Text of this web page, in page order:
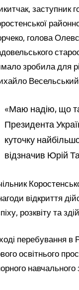
заступник
голова
зробила для
«Маю надію, що
Президента
куточку
відзначив Юрій
відкриття
розквіту та
перебування в
освітнього
навчального